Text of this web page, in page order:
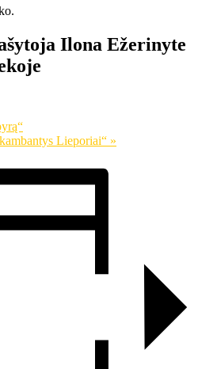
Ilona Ežerinyte
Lieporiai“ »